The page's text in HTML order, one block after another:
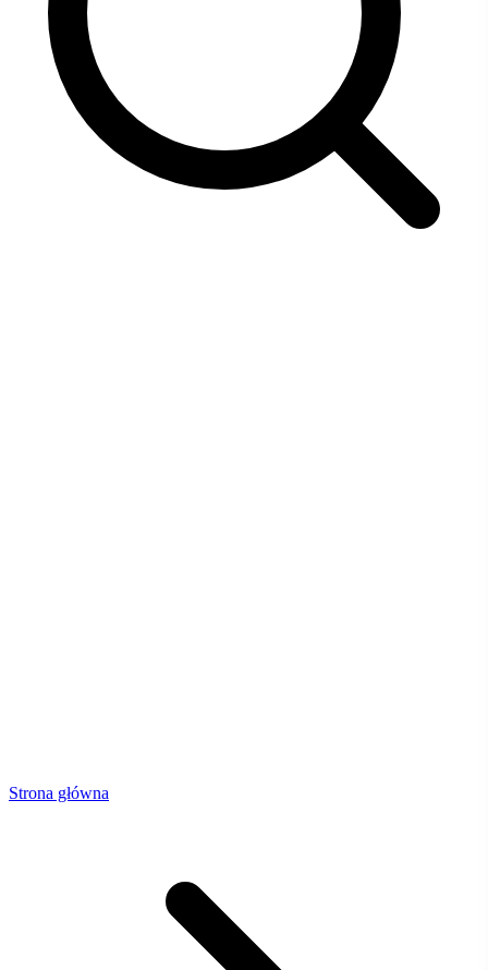
Strona główna